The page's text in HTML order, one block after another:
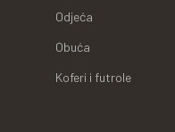
Odjeća
Obuća
Koferi i futrole